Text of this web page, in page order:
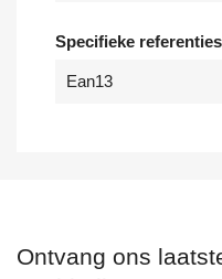
Specifieke referenties
Ean13
Ontvang ons